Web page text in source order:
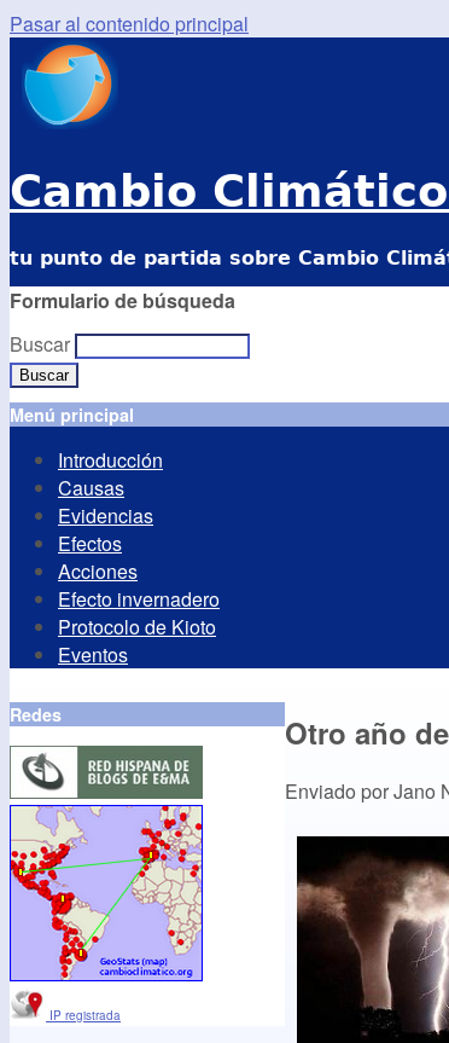
Pasar al contenido principal
Cambio
tu punto de partida sobre Cambio
Formulario de búsqueda
Buscar
Menú principal
Introducción
Causas
Evidencias
Efectos
Acciones
Efecto invernadero
Protocolo de Kioto
Eventos
Otro año
Enviado porJano
Redes
IP registrada